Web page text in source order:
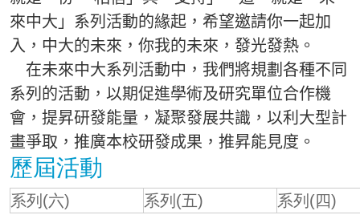
來中大」系列活動的緣起，希望邀請你一起加
入，中大的未來，你我的未來，發光發熱。
在未來中大系列活動中，我們將規劃各種不同
系列的活動，以期促進學術及研究單位合作機
會，提昇研發能量，凝聚發展共識，以利大型計
畫爭取，推廣本校研發成果，推昇能見度。
歷屆活動
系列(六) 系列(五) 系列(四)